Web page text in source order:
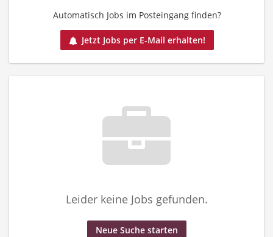
Automatisch Jobs im Posteingang finden?
Jetzt Jobs per E-Mail erhalten!
Leider keine Jobs gefunden.
Neue Suche starten